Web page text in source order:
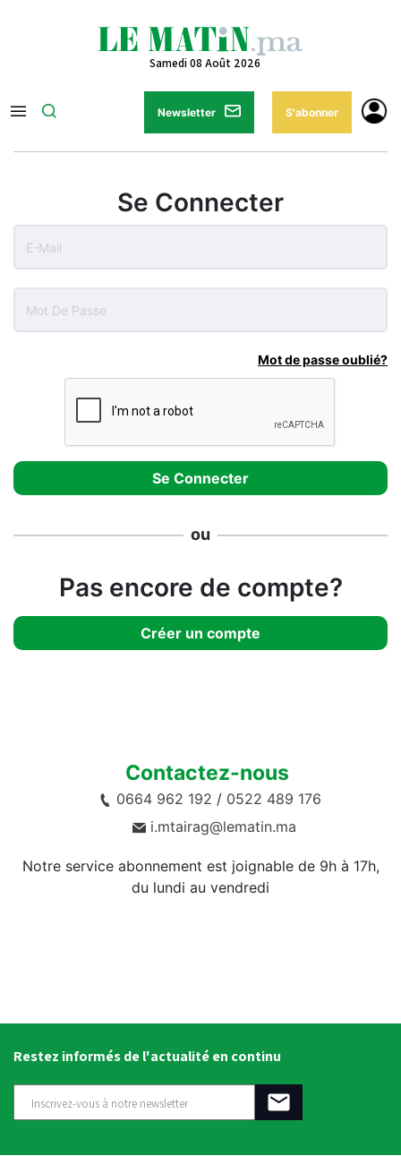
Samedi 08 Août 2026
Newsletter S'abonner
Se Connecter
Mot de passe oublié?
ou
Pas encore de compte?
Créer un compte
Contactez-nous
0664 962 192 / 0522 489 176
i.mtairag@lematin.ma
Notre service abonnement est joignable de 9h à 17h,
du lundi au vendredi
Restez informés de l'actualité en continu